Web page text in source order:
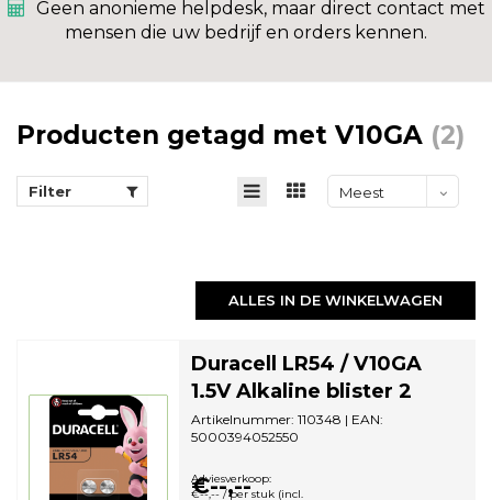
Geen anonieme helpdesk, maar direct contact met
mensen die uw bedrijf en orders kennen.
Producten getagd met V10GA (2)
Filter
Meest
ALLES IN DE WINKELWAGEN
Duracell LR54 / V10GA
1.5V Alkaline blister 2
Artikelnummer: 110348 | EAN:
5000394052550
bestelhoeveelheid: 10
€--,--
Adviesverkoop:
€--,-- / per stuk (incl.